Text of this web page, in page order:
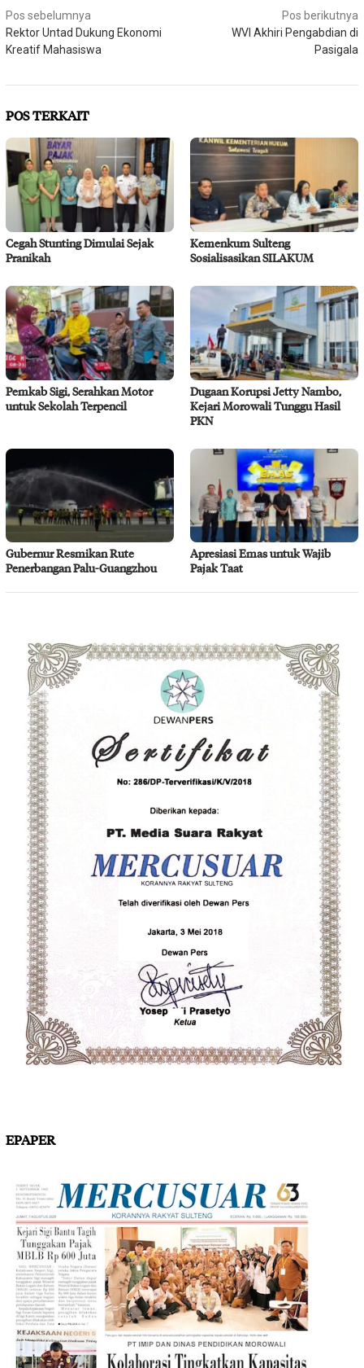
Navigasi
pos
Pos sebelumnya
Rektor Untad Dukung Ekonomi
Kreatif Mahasiswa
Pos berikutnya
WVI Akhiri Pengabdian di
Pasigala
POS TERKAIT
Cegah Stunting Dimulai Sejak
Pranikah
Kemenkum Sulteng
Sosialisasikan SILAKUM
Pemkab Sigi, Serahkan Motor
untuk Sekolah Terpencil
Dugaan Korupsi Jetty Nambo,
Kejari Morowali Tunggu Hasil
PKN
Gubernur Resmikan Rute
Penerbangan Palu-Guangzhou
Apresiasi Emas untuk Wajib
Pajak Taat
EPAPER